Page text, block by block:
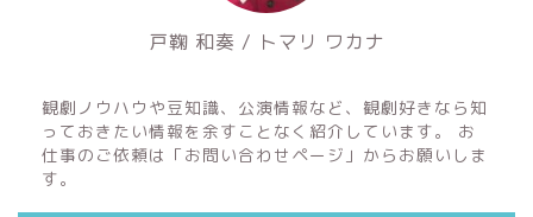
戸鞠 和奏 / トマリ ワカナ
観劇ノウハウや豆知識、公演情報など、観劇好きなら知
っておきたい情報を余すことなく紹介しています。 お
仕事のご依頼は「お問い合わせページ」からお願いしま
す。